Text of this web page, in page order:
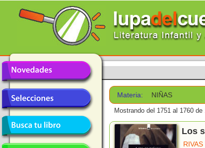
Materia: NIÑAS
Mostrando del 1751 al 1760
Los